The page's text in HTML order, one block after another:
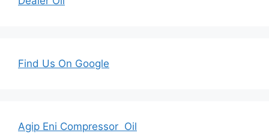
Find Us On Google
Agip Eni Compressor Oil